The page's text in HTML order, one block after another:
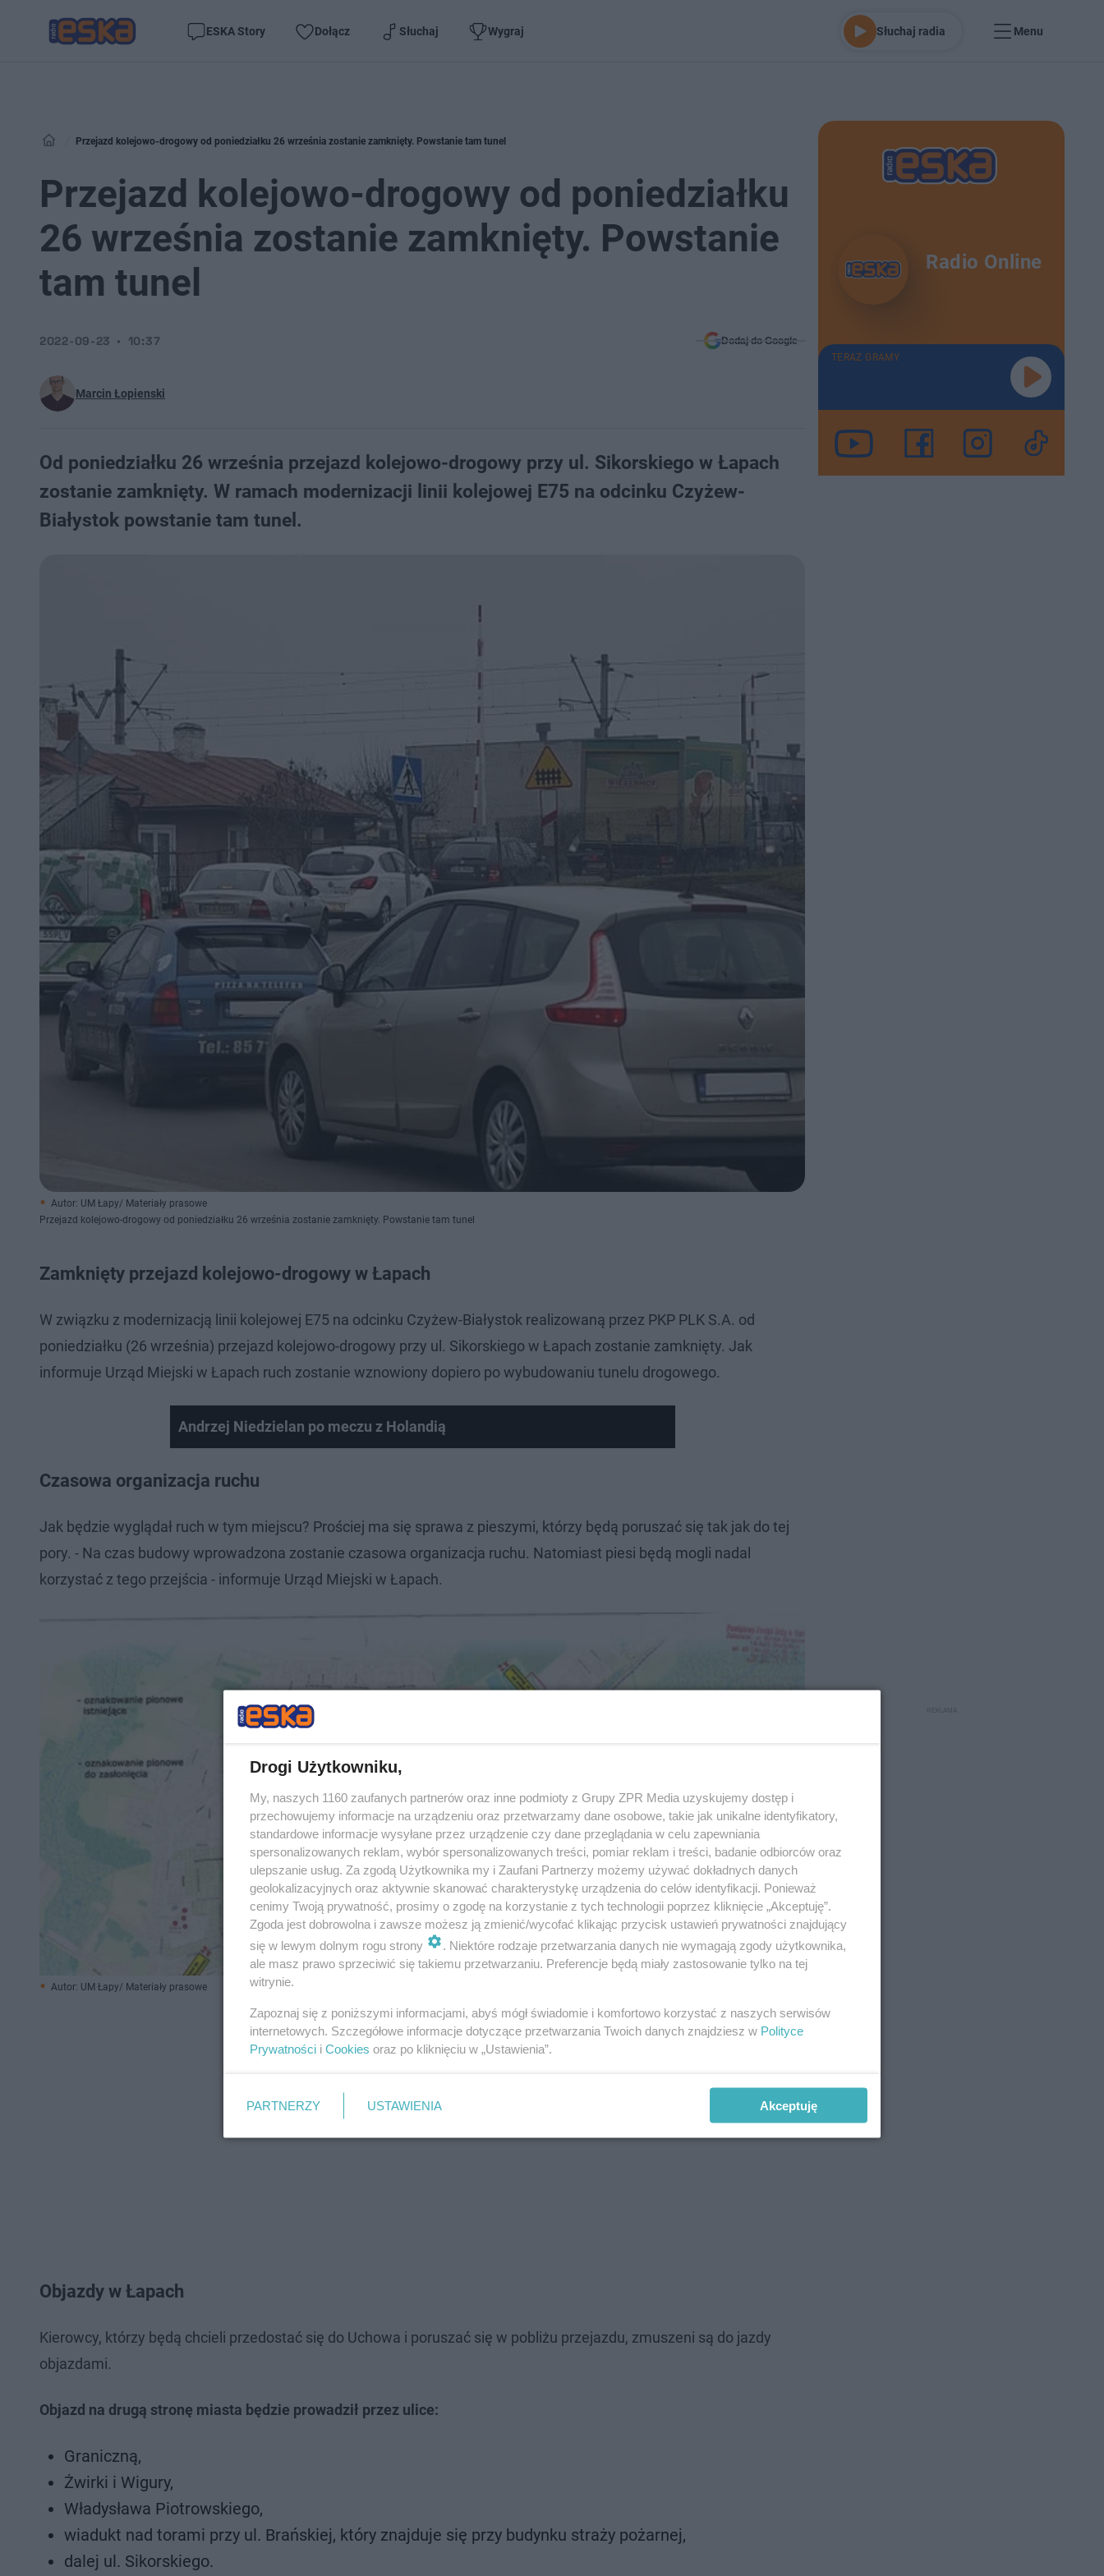
ESKA Story Dołącz Słuchaj Wygraj Słuchaj radia Menu
Przejazd kolejowo-drogowy od poniedziałku 26 września zostanie zamknięty. Powstanie tam tunel
Przejazd kolejowo-drogowy od poniedziałku
26 września zostanie zamknięty. Powstanie
tam tunel
Marcin Łopienski
2022-09-23 10:37 Dodaj do Google
Od poniedziałku 26 września przejazd kolejowo-drogowy przy ul. Sikorskiego w Łapach
zostanie zamknięty. W ramach modernizacji linii kolejowej E75 na odcinku Czyżew-
Białystok powstanie tam tunel.
Autor: UM Łapy/ Materiały prasowe
Przejazd kolejowo-drogowy od poniedziałku 26 września zostanie zamknięty. Powstanie tam tunel
Zamknięty przejazd kolejowo-drogowy w Łapach
W związku z modernizacją linii kolejowej E75 na odcinku Czyżew-Białystok realizowaną przez PKP PLK S.A. od
poniedziałku (26 września) przejazd kolejowo-drogowy przy ul. Sikorskiego w Łapach zostanie zamknięty. Jak
informuje Urząd Miejski w Łapach ruch zostanie wznowiony dopiero po wybudowaniu tunelu drogowego.
Andrzej Niedzielan po meczu z Holandią
Czasowa organizacja ruchu
Jak będzie wyglądał ruch w tym miejscu? Prościej ma się sprawa z pieszymi, którzy będą poruszać się tak jak do tej
pory. - Na czas budowy wprowadzona zostanie czasowa organizacja ruchu. Natomiast piesi będą mogli nadal
korzystać z tego przejścia - informuje Urząd Miejski w Łapach.
Autor: UM Łapy/ Materiały prasowe
Objazdy w Łapach
Kierowcy, którzy będą chcieli przedostać się do Uchowa i poruszać się w pobliżu przejazdu, zmuszeni są do jazdy
objazdami.
Objazd na drugą stronę miasta będzie prowadził przez ulice:
Graniczną,
Żwirki i Wigury,
Władysława Piotrowskiego,
wiadukt nad torami przy ul. Brańskiej, który znajduje się przy budynku straży pożarnej,
dalej ul. Sikorskiego.
Radio Online
TERAZ GRAMY
Drogi Użytkowniku,
My, naszych 1160 zaufanych partnerów oraz inne podmioty z Grupy ZPR Media uzyskujemy dostęp i
przechowujemy informacje na urządzeniu oraz przetwarzamy dane osobowe, takie jak unikalne identyfikatory,
standardowe informacje wysyłane przez urządzenie czy dane przeglądania w celu zapewniania
spersonalizowanych reklam, wybór spersonalizowanych treści, pomiar reklam i treści, badanie odbiorców oraz
ulepszanie usług. Za zgodą Użytkownika my i Zaufani Partnerzy możemy używać dokładnych danych
geolokalizacyjnych oraz aktywnie skanować charakterystykę urządzenia do celów identyfikacji. Ponieważ
cenimy Twoją prywatność, prosimy o zgodę na korzystanie z tych technologii poprzez kliknięcie „Akceptuję”.
Zgoda jest dobrowolna i zawsze możesz ją zmienić/wycofać klikając przycisk ustawień prywatności znajdujący
się w lewym dolnym rogu strony
. Niektóre rodzaje przetwarzania danych nie wymagają zgody użytkownika,
ale masz prawo sprzeciwić się takiemu przetwarzaniu. Preferencje będą miały zastosowanie tylko na tej
witrynie.
Zapoznaj się z poniższymi informacjami, abyś mógł świadomie i komfortowo korzystać z naszych serwisów
internetowych. Szczegółowe informacje dotyczące przetwarzania Twoich danych znajdziesz w Polityce
Prywatności i Cookies oraz po kliknięciu w „Ustawienia”.
PARTNERZY USTAWIENIA Akceptuję